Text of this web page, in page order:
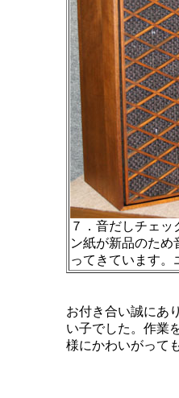
７．音だしチェ
ン紙が新品のため
ってきています。
お付き合い誠にあ
い子でした。作業
様にかわいがって